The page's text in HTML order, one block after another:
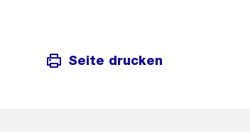
Seite drucken